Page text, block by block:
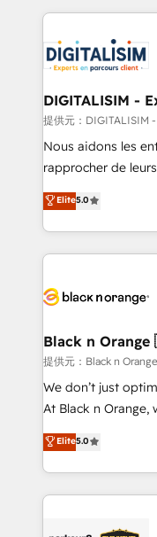
team of 25+ experts Contact us today to help you
get more from
strengthen your
Implementation
drive your business forward.
dedicated to
team (50+), we
B2B sectors such
business
impact of your
detailed financial
embark on a
business up for
business. If not
DIGITALISIM -
提供元：DIGITALISIM
Nous aidons les
rapprocher de
DIGITALISIM,
réussite des
le marketing
pourquoi, nos
référencement,
projet HubSpot avec
migration et
Développement
métiers ⚙️ Configuration de la plateforme HubSpot
Book Process &
Formations des
Elite5.0
Black n
提供元：Black n
We don’t just
At Black n
Marketing with our
BOOMS and
combination that
businesses worldwide. As Elite HubSpot
Elite5.0